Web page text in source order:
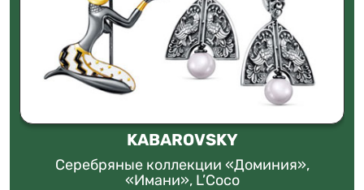
KABAROVSKY
Серебряные коллекции «Доминия»,
«Имани», L’Coco